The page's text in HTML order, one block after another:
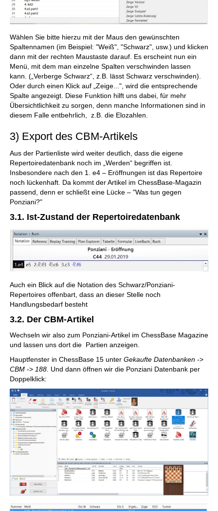
Wählen Sie bitte hierzu mit der Maus den gewünschten
Spaltennamen (im Beispiel: "Weiß", "Schwarz", usw.) und klicken
dann mit der rechten Maustaste darauf. Es erscheint nun ein
Menü, mit dem man einzelne Spalten verschwinden lassen
kann. („Verberge Schwarz“, z.B. lässt Schwarz verschwinden).
Oder durch einen Klick auf „Zeige...", wird die entsprechende
Spalte angezeigt. Diese Funktion hilft uns dabei, für mehr
Übersichtlichkeit zu sorgen, denn manche Informationen sind in
diesem Falle entbehrlich, z.B. die Elozahlen.
3) Export des CBM-Artikels
Aus der Partienliste wird weiter deutlich, dass die eigene
Repertoiredatenbank noch im „Werden“ begriffen ist.
Insbesondere nach den 1. e4 – Eröffnungen ist das Repertoire
noch lückenhaft. Da kommt der Artikel im ChessBase-Magazin
passend, denn er schließt eine Lücke – "Was tun gegen
Ponziani?"
3.1. Ist-Zustand der Repertoiredatenbank
Auch ein Blick auf die Notation des Schwarz/Ponziani-
Repertoires offenbart, dass an dieser Stelle noch
Handlungsbedarf besteht
3.2. Der CBM-Artikel
Wechseln wir also zum Ponziani-Artikel im ChessBase Magazine
und lassen uns dort die Partien anzeigen.
Hauptfenster in ChessBase 15 unter Gekaufte Datenbanken ->
CBM -> 188. Und dann öffnen wir die Ponziani Datenbank per
Doppelklick: